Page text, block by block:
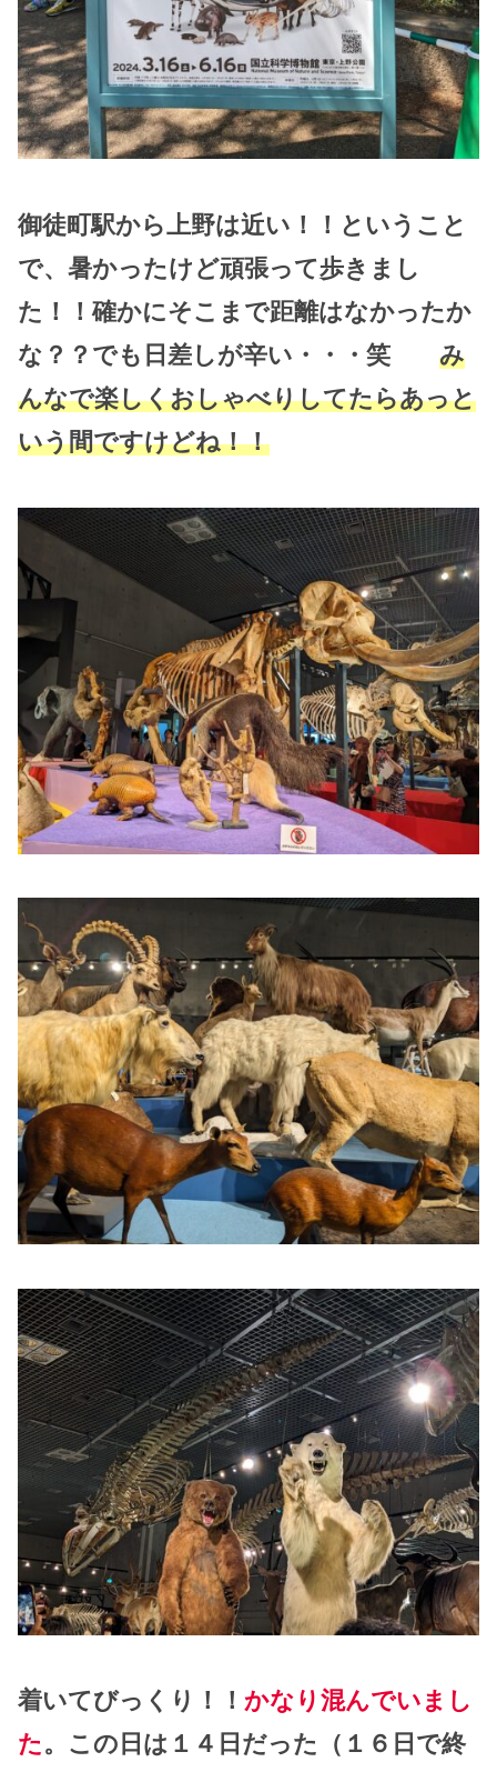
御徒町駅から上野は近い！！ということ
で、暑かったけど頑張って歩きまし
た！！確かにそこまで距離はなかったか
な？？でも日差しが辛い・・・笑 み
んなで楽しくおしゃべりしてたらあっと
いう間ですけどね！！
着いてびっくり！！ かなり混んでいまし
た 。この日は１４日だった（１６日で終